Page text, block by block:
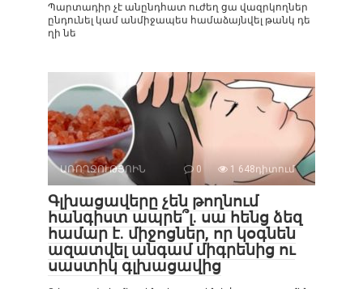
Պարտադիր չէ անընդհատ ուժեղ ցա վազրկողներ
ընդունել կամ անմիջապես համաձայնվել թանկ դե
ղի նե
ԱՌՈՂՋՈՒԹՅՈԻՆ 0 1 648դիտում
Գլխացավերը չեն թողնում
հանգիստ ապրե՞լ. սա հենց ձեզ
համար է. միջոցներ, որ կօգնեն
ազատվել անգամ միգրենից ու
սաստիկ գլխացավից